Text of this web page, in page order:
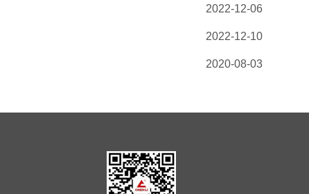
2022-12-06
2022-12-10
2020-08-03